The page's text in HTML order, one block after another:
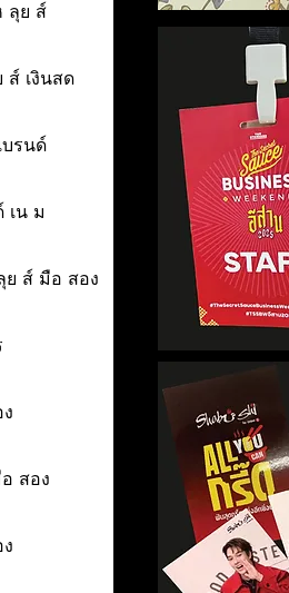
ลุย ส์
ส์ เงินสด
บรนด์
เน ม
ย ส์ มือ สอง
สอง